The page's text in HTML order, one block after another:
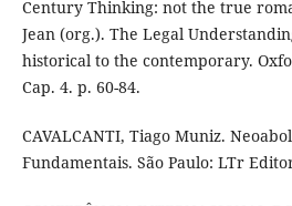
Century Thinking: not the true
Jean (org.). The Legal
historical to the contemporary.
Cap. 4. p. 60-84.
CAVALCANTI, Tiago Muniz.
Fundamentais. São Paulo: LTr